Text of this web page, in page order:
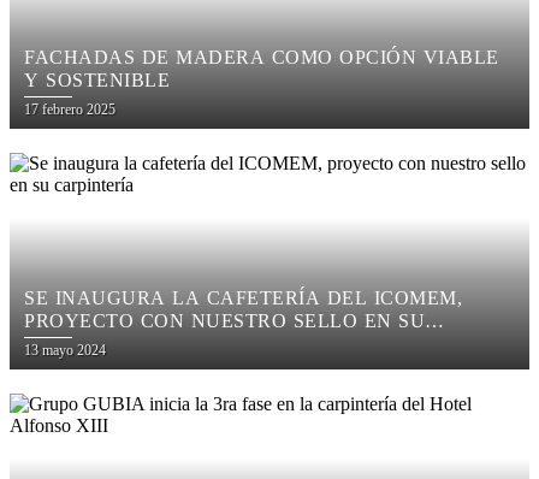
FACHADAS DE MADERA COMO OPCIÓN VIABLE
Y SOSTENIBLE
Posted
on
17 febrero 2025
SE INAUGURA LA CAFETERÍA DEL ICOMEM,
PROYECTO CON NUESTRO SELLO EN SU
CARPINTERÍA
Posted
on
13 mayo 2024